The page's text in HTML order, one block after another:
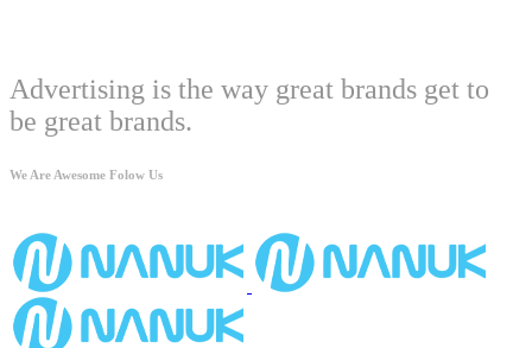
Advertising is the way great brands get to
be great brands.
We Are Awesome Folow Us